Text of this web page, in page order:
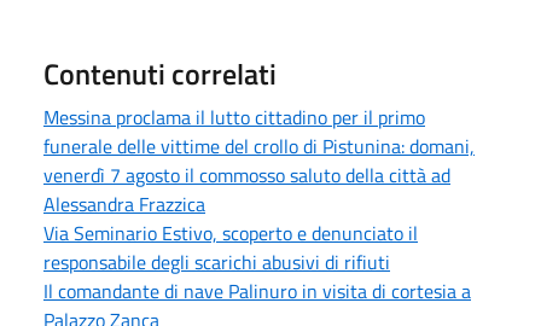
Contenuti correlati
Messina proclama il lutto cittadino per il primo
funerale delle vittime del crollo di Pistunina: domani,
venerdì 7 agosto il commosso saluto della città ad
Alessandra Frazzica
Via Seminario Estivo, scoperto e denunciato il
responsabile degli scarichi abusivi di rifiuti
Il comandante di nave Palinuro in visita di cortesia a
Palazzo Zanca